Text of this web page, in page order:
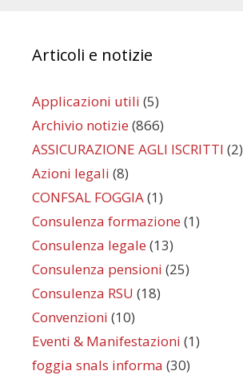
Articoli e notizie
Applicazioni utili (5)
Archivio notizie (866)
ASSICURAZIONE AGLI ISCRITTI (2)
Azioni legali (8)
CONFSAL FOGGIA(1)
Consulenza formazione (1)
Consulenza legale (13)
Consulenza pensioni (25)
Consulenza RSU (18)
Convenzioni (10)
Eventi & Manifestazioni (1)
foggia snals informa (30)